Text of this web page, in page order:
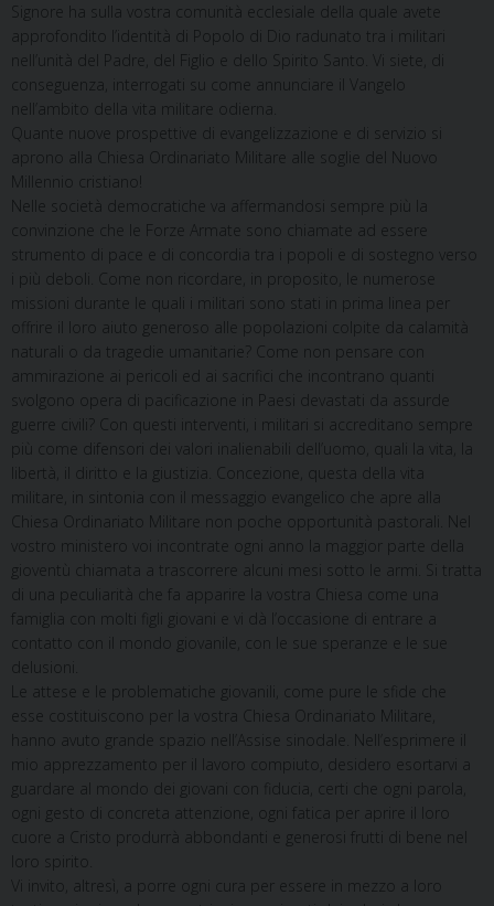
Signore ha sulla vostra comunità ecclesiale della quale avete
approfondito l’identità di Popolo di Dio radunato tra i militari
nell’unità del Padre, del Figlio e dello Spirito Santo. Vi siete, di
conseguenza, interrogati su come annunciare il Vangelo
nell’ambito della vita militare odierna.
Quante nuove prospettive di evangelizzazione e di servizio si
aprono alla Chiesa Ordinariato Militare alle soglie del Nuovo
Millennio cristiano!
Nelle società democratiche va affermandosi sempre più la
convinzione che le Forze Armate sono chiamate ad essere
strumento di pace e di concordia tra i popoli e di sostegno verso
i più deboli. Come non ricordare, in proposito, le numerose
missioni durante le quali i militari sono stati in prima linea per
offrire il loro aiuto generoso alle popolazioni colpite da calamità
naturali o da tragedie umanitarie? Come non pensare con
ammirazione ai pericoli ed ai sacrifici che incontrano quanti
svolgono opera di pacificazione in Paesi devastati da assurde
guerre civili? Con questi interventi, i militari si accreditano sempre
più come difensori dei valori inalienabili dell’uomo, quali la vita, la
libertà, il diritto e la giustizia. Concezione, questa della vita
militare, in sintonia con il messaggio evangelico che apre alla
Chiesa Ordinariato Militare non poche opportunità pastorali. Nel
vostro ministero voi incontrate ogni anno la maggior parte della
gioventù chiamata a trascorrere alcuni mesi sotto le armi. Si tratta
di una peculiarità che fa apparire la vostra Chiesa come una
famiglia con molti figli giovani e vi dà l’occasione di entrare a
contatto con il mondo giovanile, con le sue speranze e le sue
delusioni.
Le attese e le problematiche giovanili, come pure le sfide che
esse costituiscono per la vostra Chiesa Ordinariato Militare,
hanno avuto grande spazio nell’Assise sinodale. Nell’esprimere il
mio apprezzamento per il lavoro compiuto, desidero esortarvi a
guardare al mondo dei giovani con fiducia, certi che ogni parola,
ogni gesto di concreta attenzione, ogni fatica per aprire il loro
cuore a Cristo produrrà abbondanti e generosi frutti di bene nel
loro spirito.
Vi invito, altresì, a porre ogni cura per essere in mezzo a loro